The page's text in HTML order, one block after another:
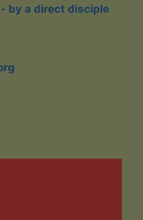
by a direct disciple